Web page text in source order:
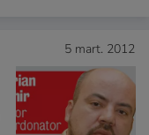
5 mart. 2012